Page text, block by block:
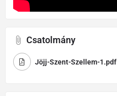
Csatolmány
Jöjj-Szent-Szellem-1.pdf